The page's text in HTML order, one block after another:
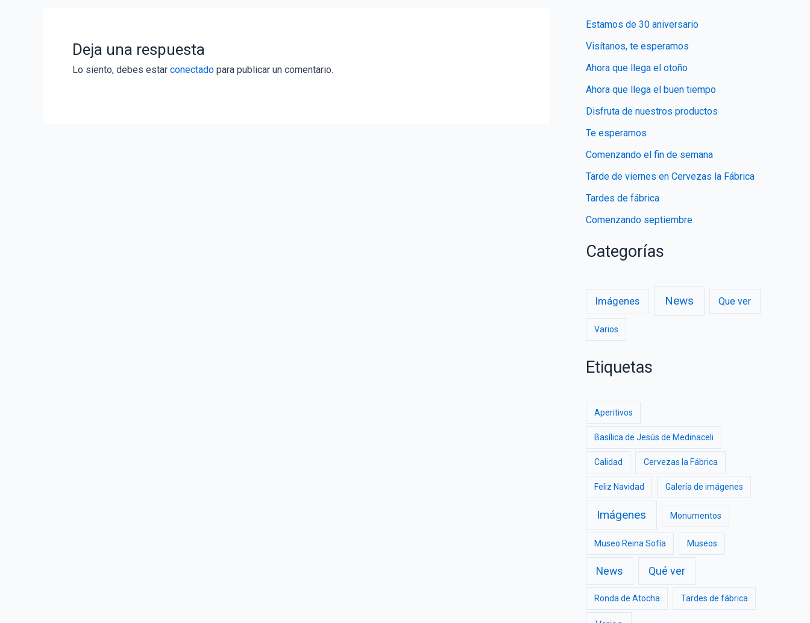
Deja una respuesta
Lo siento, debes estar conectado para publicar un comentario.
a
:
Estamos de 30 aniversario
Visítanos, te esperamos
Ahora que llega el otoño
Ahora que llega el buen tiempo
Disfruta de nuestros productos
Te esperamos
Comenzando el fin de semana
Tarde de viernes en Cervezas la Fábrica
Tardes de fábrica
Comenzando septiembre
Categorías
Imágenes News Que ver
Varios
Etiquetas
Aperitivos
Basílica de Jesús de Medinaceli
Calidad Cervezas la Fábrica
Feliz Navidad Galería de imágenes
Imágenes Monumentos
Museo Reina Sofía Museos
News Qué ver
Ronda de Atocha Tardes de fábrica